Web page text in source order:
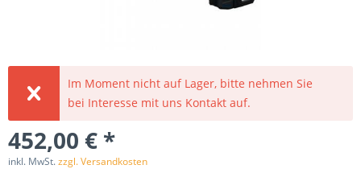
Im Moment nicht auf Lager, bitte nehmen Sie
bei Interesse mit uns Kontakt auf.
452,00 € *
inkl. MwSt.zzgl. Versandkosten